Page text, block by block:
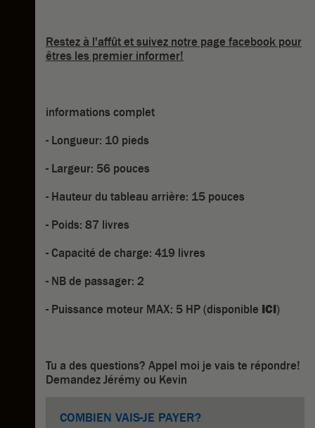
Restez à l'affût et suivez notre page facebook pour
êtres les premier informer!
informations complet
- Longueur: 10 pieds
- Largeur: 56 pouces
- Hauteur du tableau arrière: 15 pouces
- Poids: 87 livres
- Capacité de charge: 419 livres
- NB de passager: 2
- Puissance moteur MAX: 5 HP (disponible ICI)
Tu a des questions? Appel moi je vais te répondre!
Demandez Jérémy ou Kevin
COMBIEN VAIS-JE PAYER?